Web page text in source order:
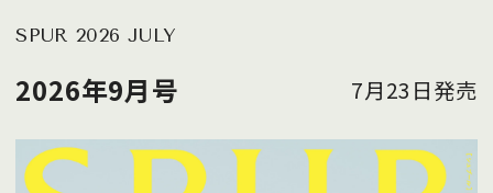
SPUR 2026 JULY
2026年9月号 7月23日発売